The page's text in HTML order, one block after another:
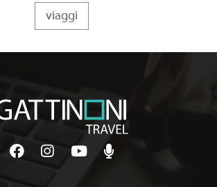
viaggi